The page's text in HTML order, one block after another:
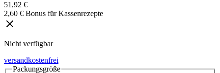
51,92 €
2,60 € Bonus für Kassenrezepte
Nicht verfügbar
versandkostenfrei
Packungsgröße